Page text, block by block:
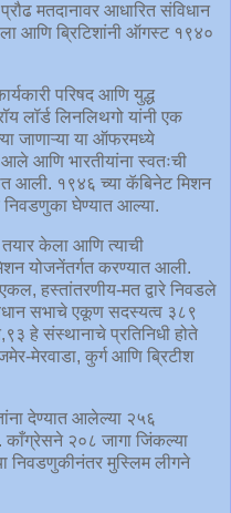
मतदानावर आधारित संविधान
आणि ब्रिटिशांनी ऑगस्ट १९४०
परिषद आणि युद्ध
लॉर्ड लिनलिथगो यांनी एक
या ऑफरमध्ये
आणि भारतीयांना स्वतःची
आली. १९४६ च्या कॅबिनेट मिशन
निवडणुका घेण्यात आल्या.
केला आणि त्याची
योजनेंतर्गत करण्यात आली.
हस्तांतरणीय-मत द्वारे निवडले
सभाचे एकूण सदस्यत्व ३८९
हे संस्थानाचे प्रतिनिधी होते
मेरवाडा, कुर्ग आणि ब्रिटीश
देण्यात आलेल्या २५६
काँग्रेसने २०८ जागा जिंकल्या
निवडणुकीनंतर मुस्लिम लीगने